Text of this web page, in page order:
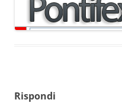
Rispondi